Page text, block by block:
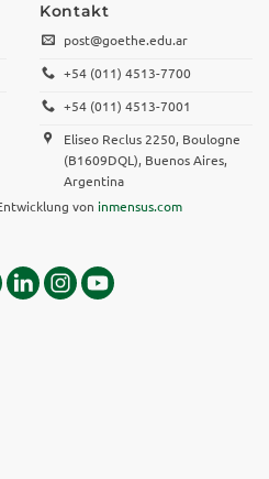
Kontakt
post@goethe.edu.ar
+54 (011) 4513-7700
+54 (011) 4513-7001
Eliseo Reclus 2250, Boulogne
(B1609DQL), Buenos Aires,
Argentina
von inmensus.com